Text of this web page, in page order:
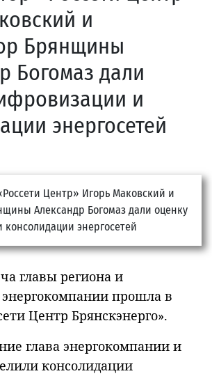
и
Брянщины
Богомаз дали
и
энергосетей
главы региона и
энергокомпании прошла в
Центр Брянскэнерго».
глава энергокомпании и
консолидации